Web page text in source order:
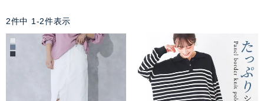
2件中 1 -2件表示